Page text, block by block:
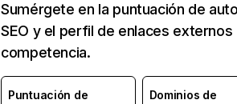
Sumérgete en la puntuación de
SEO y el perfil de enlaces externos
competencia.
Puntuación de
Dominios de